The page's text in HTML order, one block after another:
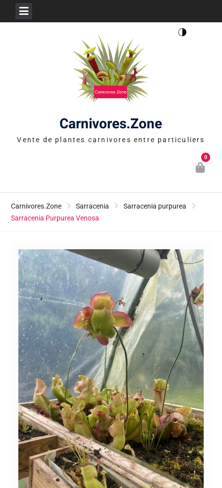
Carnivores.Zone
Vente de plantes carnivores entre particuliers
0
Carnivores.Zone Sarracenia
Sarracenia purpurea
Sarracenia Purpurea Venosa